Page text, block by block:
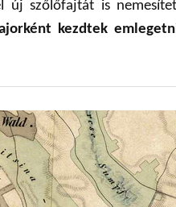
új szőlőfajtát is
kezdtek